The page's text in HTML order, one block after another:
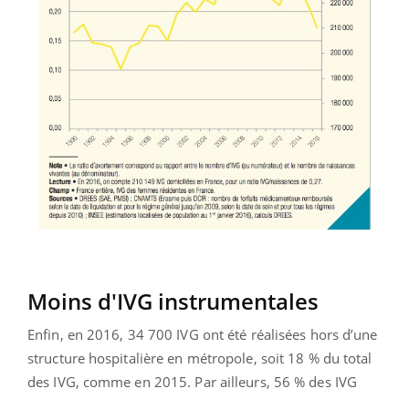
Moins d'IVG instrumentales
Enfin, en 2016, 34 700 IVG ont été réalisées hors d’une
structure hospitalière en métropole, soit 18 % du total
des IVG, comme en 2015. Par ailleurs, 56 % des IVG